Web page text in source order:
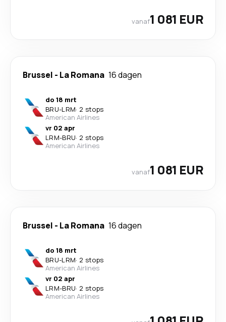
vanaf1 081 EUR
Brussel - La Romana 16 dagen
do 18 mrt
BRU-LRM· 2 stops
American Airlines
vr 02 apr
LRM-BRU· 2 stops
American Airlines
vanaf1 081 EUR
Brussel - La Romana 16 dagen
do 18 mrt
BRU-LRM· 2 stops
American Airlines
vr 02 apr
LRM-BRU· 2 stops
American Airlines